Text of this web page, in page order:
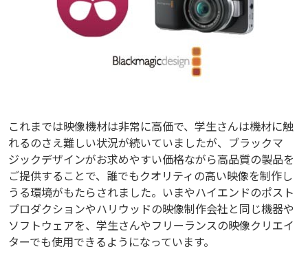
これまでは映像機材は非常に高価で、学生さんは機材に触
れるのさえ難しい状況が続いていましたが、ブラックマ
ジックデザインがお求めやすい価格ながら高品質の製品を
ご提供することで、誰でもクオリティの高い映像を制作し
うる環境がもたらされました。いまやハイエンドのポスト
プロダクションやハリウッドの映像制作会社と同じ機器や
ソフトウェアを、学生さんやフリーランスの映像クリエイ
ターでも使用できるようになっています。